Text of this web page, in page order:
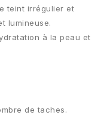
teint irrégulier et
lumineuse.
à la peau et
de taches.